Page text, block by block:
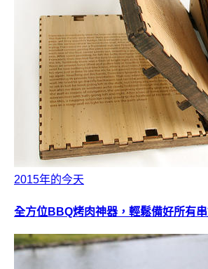
2015年的今天
全方位BBQ烤肉神器，輕鬆備好所有